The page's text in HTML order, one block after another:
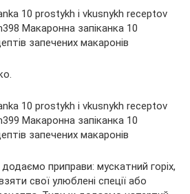
приправи: мускатний горіх,
свої улюблені спеції або